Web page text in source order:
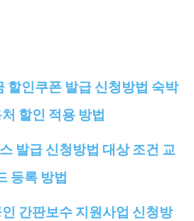
할인쿠폰 발급 신청방법 숙박
할인 적용 방법
발급 신청방법 대상 조건 교
등록 방법
간판보수 지원사업 신청방